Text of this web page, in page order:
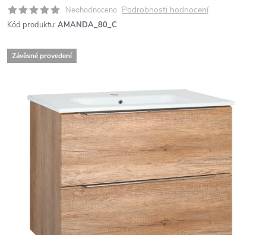
Neohodnoceno Podrobnosti hodnocení
Kód produktu: AMANDA_80_C
Závěsné provedení